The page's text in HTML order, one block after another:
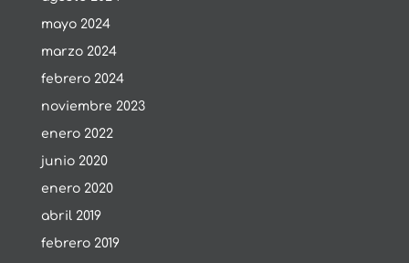
mayo 2024
marzo 2024
febrero 2024
noviembre 2023
enero 2022
junio 2020
enero 2020
abril 2019
febrero 2019